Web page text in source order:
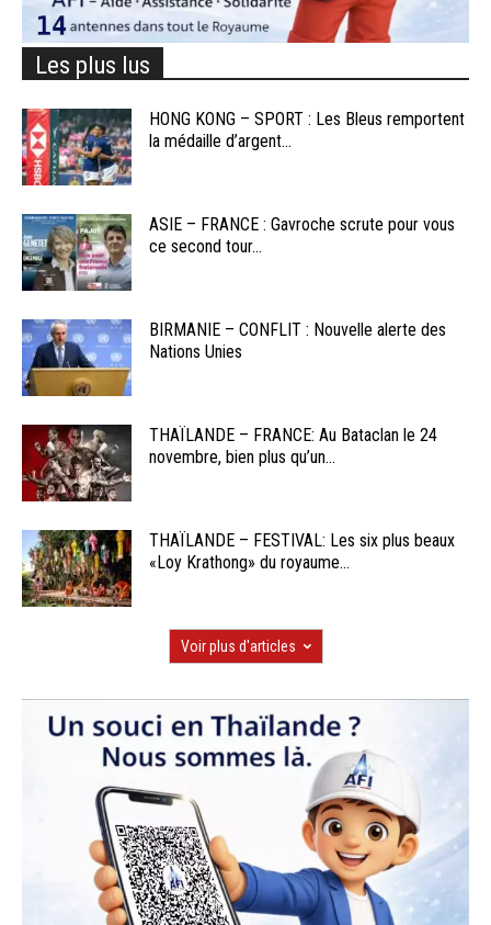
Les plus lus
HONG KONG – SPORT : Les Bleus remportent
la médaille d’argent...
ASIE – FRANCE : Gavroche scrute pour vous
ce second tour...
BIRMANIE – CONFLIT : Nouvelle alerte des
Nations Unies
THAÏLANDE – FRANCE: Au Bataclan le 24
novembre, bien plus qu’un...
THAÏLANDE – FESTIVAL: Les six plus beaux
«Loy Krathong» du royaume...
Voir plus d'articles